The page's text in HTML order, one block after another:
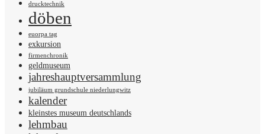
drucktechnik
döben
euorpa tag
exkursion
firmenchronik
geldmuseum
jahreshauptversammlung
jubiläum grundschule niederlungwitz
kalender
kleinstes museum deutschlands
lehmbau